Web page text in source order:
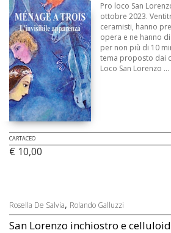
Pro loco San
ottobre 2023.
ceramisti, hanno
opera e ne hanno
per non più di 10
tema proposto dai
Loco San Lorenzo ...
CARTACEO
€ 10,00
Rosella De Salvia, Rolando Galluzzi
San Lorenzo inchiostro e